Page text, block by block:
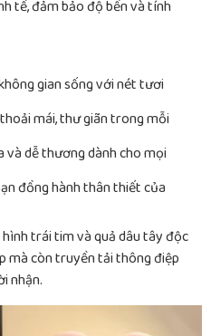
tế, đảm bảo độ bền và tính
gian sống với nét tươi
mái, thư giãn trong mỗi
và dễ thương dành cho mọi
đồng hành thân thiết của
trái tim và quả dâu tây độc
mà còn truyền tải thông điệp
nhận.